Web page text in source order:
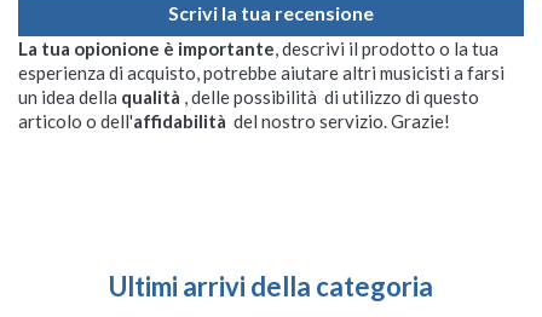
Scrivi la tua recensione
La tua opionione è importante, descrivi il prodotto o la tua
esperienza di acquisto, potrebbe aiutare altri musicisti a farsi
un idea della qualità , delle possibilità di utilizzo di questo
articolo o dell'affidabilità del nostro servizio. Grazie!
Ultimi arrivi della categoria